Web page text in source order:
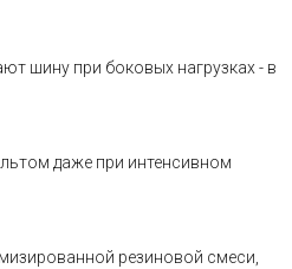
шину при боковых нагрузках - в
даже при интенсивном
резиновой смеси,